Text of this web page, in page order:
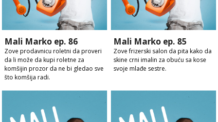
Mali Marko ep. 86
Zove prodavnicu roletni da proveri
da li može da kupi roletne za
komšijin prozor da ne bi gledao sve
što komšija radi.
Mali Marko ep. 85
Zove frizerski salon da pita kako da
skine crni imalin za obuću sa kose
svoje mlađe sestre.